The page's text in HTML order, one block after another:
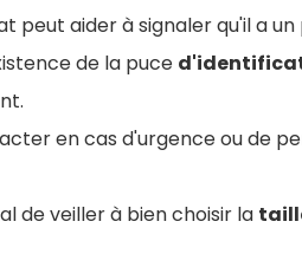
peut aider à signaler qu'il a
de la puce
en cas d'urgence ou de
de veiller à bien choisir la